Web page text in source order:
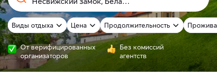
Виды отдыха Цена Продолжительность
От верифицированных
организаторов
Без комиссий
агентств